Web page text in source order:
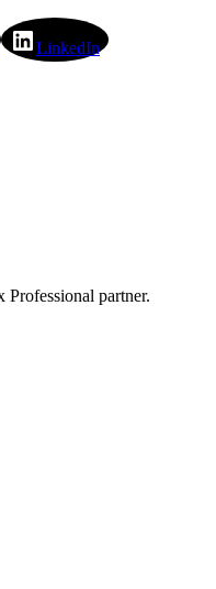
LinkedIn
partner.